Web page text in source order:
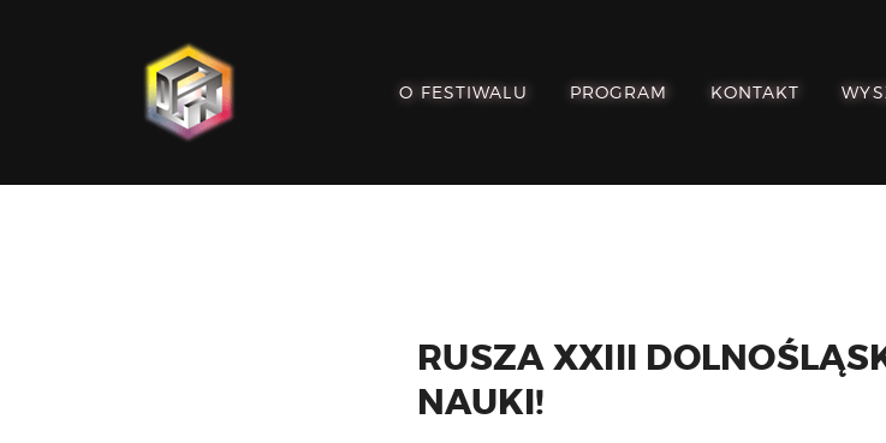
O FESTIWALU PROGRAM KONTAKT
PAMIĘTAJ!
PROGRAM
WYDARZEŃ
RUSZA XXIII
NAUKI!